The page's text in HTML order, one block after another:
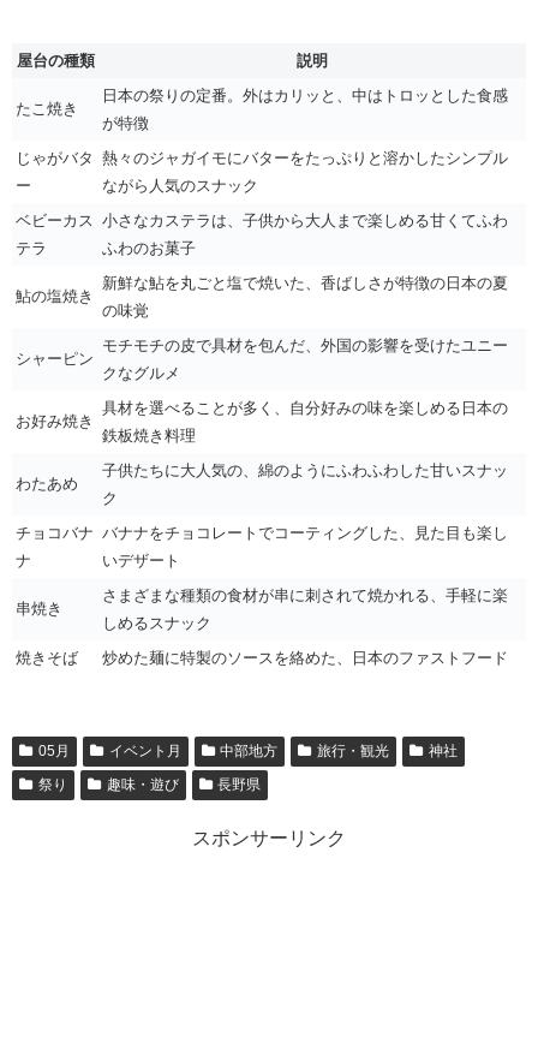
屋台の種類 説明
たこ焼き
日本の祭りの定番。外はカリッと、中はトロッとした食感
が特徴
じゃがバタ
ー
熱々のジャガイモにバターをたっぷりと溶かしたシンプル
ながら人気のスナック
ベビーカス
テラ
小さなカステラは、子供から大人まで楽しめる甘くてふわ
ふわのお菓子
鮎の塩焼き
新鮮な鮎を丸ごと塩で焼いた、香ばしさが特徴の日本の夏
の味覚
シャーピン
モチモチの皮で具材を包んだ、外国の影響を受けたユニー
クなグルメ
お好み焼き
具材を選べることが多く、自分好みの味を楽しめる日本の
鉄板焼き料理
わたあめ
子供たちに大人気の、綿のようにふわふわした甘いスナッ
ク
チョコバナ
ナ
バナナをチョコレートでコーティングした、見た目も楽し
いデザート
串焼き
さまざまな種類の食材が串に刺されて焼かれる、手軽に楽
しめるスナック
焼きそば
炒めた麺に特製のソースを絡めた、日本のファストフード
05月 イベント月 中部地方 旅行・観光
神社
祭り
趣味・遊び 長野県
スポンサーリンク